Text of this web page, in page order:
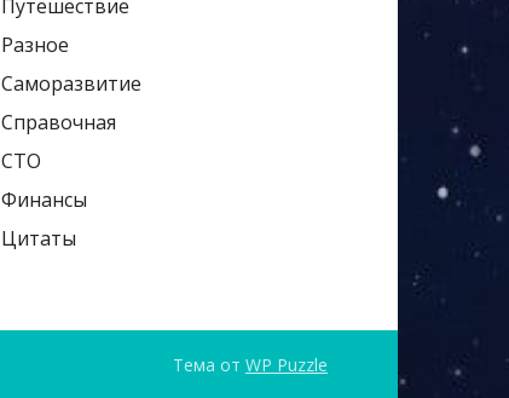
Путешествие
Разное
Саморазвитие
Справочная
СТО
Финансы
Цитаты
Тема от WP Puzzle